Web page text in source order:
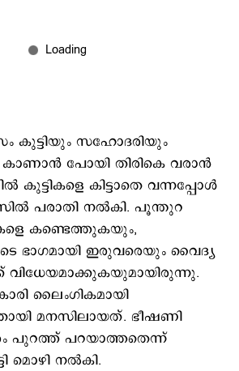
കുട്ടിയും സഹോദരിയും
പോയി തിരികെ വരാൻ
കിട്ടാതെ വന്നപ്പോൾ
പരാതി നൽകി. പൂന്തുറ
കണ്ടെത്തുകയും,
ഭാഗമായി ഇരുവരെയും വൈദ്യ
വിധേയമാക്കുകയുമായിരുന്നു.
ലൈംഗികമായി
മനസിലായത്. ഭീഷണി
പുറത്ത് പറയാത്തതെന്ന്
മൊഴി നൽകി.